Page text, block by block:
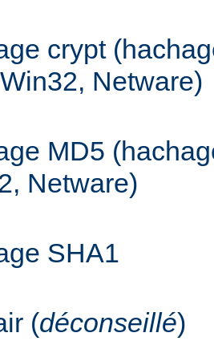
crypt
Netware)
MD5
Netware)
SHA1
(déconseillé)